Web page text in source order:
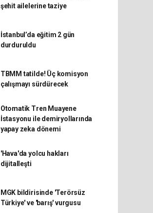
şehit ailelerine taziye
İstanbul’da eğitim 2 gün
durduruldu
TBMM tatilde! Üç komisyon
çalışmayı sürdürecek
Otomatik Tren Muayene
İstasyonu ile demiryollarında
yapay zeka dönemi
'Hava'da yolcu hakları
dijitalleşti
MGK bildirisinde 'Terörsüz
Türkiye' ve 'barış' vurgusu